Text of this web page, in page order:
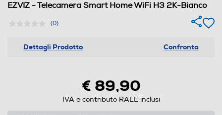
EZVIZ - Telecamera Smart Home WiFi H3 2K-Bianco
(0)
Dettagli Prodotto Confronta
€ 89,90
IVA e contributo RAEE inclusi